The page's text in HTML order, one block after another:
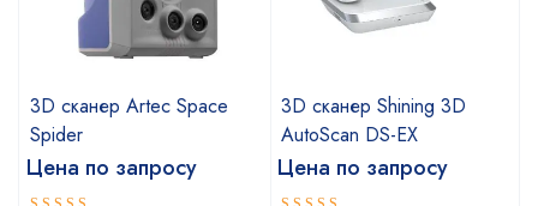
3D сканер Artec Space
Spider
Цена по запросу
3D сканер Shining 3D
AutoScan DS-EX
Цена по запросу